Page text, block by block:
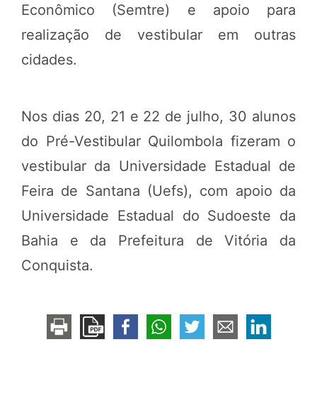
Econômico (Semtre) e apoio para
realização de vestibular em outras
cidades.
Nos dias 20, 21 e 22 de julho, 30 alunos
do Pré-Vestibular Quilombola fizeram o
vestibular da Universidade Estadual de
Feira de Santana (Uefs), com apoio da
Universidade Estadual do Sudoeste da
Bahia e da Prefeitura de Vitória da
Conquista.